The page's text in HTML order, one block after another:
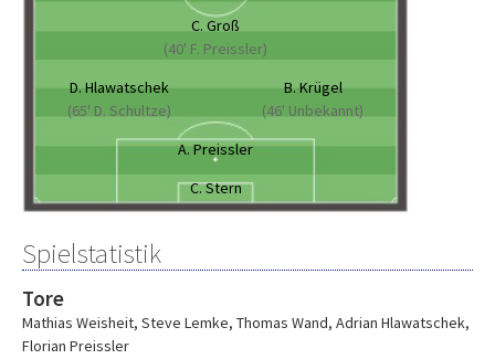
C. Groß
(40' F. Preissler)
D. Hlawatschek
(65' D. Schultze)
B. Krügel
(46' Unbekannt)
A. Preissler
C. Stern
Spielstatistik
Tore
Mathias Weisheit, Steve Lemke, Thomas Wand, Adrian Hlawatschek,
Florian Preissler